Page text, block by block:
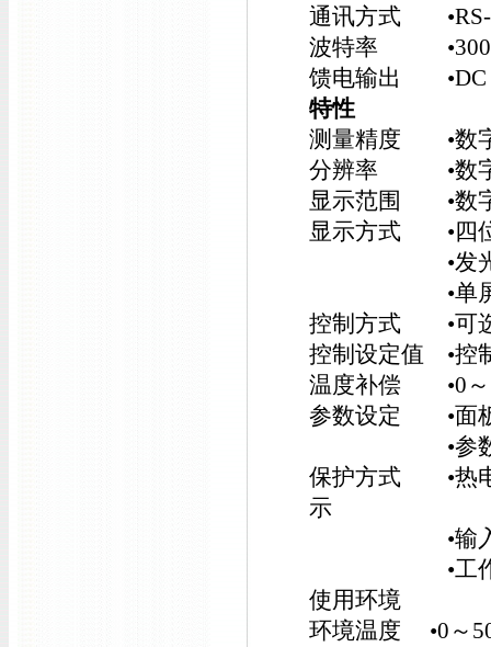
通讯方式 •RS-
波特率
馈电输出 •DC
特性
测量精度 •数字
分辨率 •数字
显示范围 •数字
显示方式 •四位
•发光二极管
•单屏数码+
控制方式 •可选
控制设定值 •控
温度补偿 •0～
参数设定 •面板
•参数设
保护方式 •热电
示
•输入超／
•工作异
使用环境
环境温度 •0～